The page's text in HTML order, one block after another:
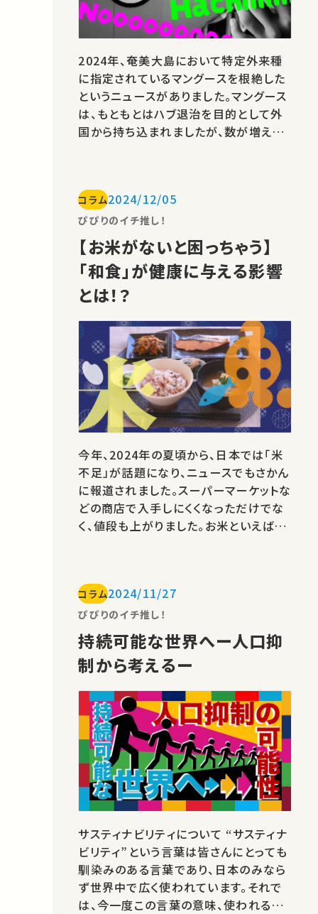
2024年、奄美大島において特定外来種
に指定されているマングースを根絶した
というニュースがありました。マングース
は、もともとはハブ退治を目的として外
国から持ち込まれましたが、数が増え、特
種の動物をコントロールしながら社会生
活を営んでいます。鳥獣害の駆除だけで
なく、畜産やペットの飼育もその一部…
コラム2024/12/05
ぴぴりのイチ推し！
【お米がないと困っちゃう】
「和食」が健康に与える影響
とは！？
今年、2024年の夏頃から、日本では「米
不足」が話題になり、ニュースでもさかん
に報道されました。スーパーマーケットな
どの商店で入手しにくくなっただけでな
く、値段も上がりました。お米といえば和
を教えてくれる『和食の中心〜米と魚』で
す。この講義は、2015年に開催された
『農学部公開セミナー 第48回「食…
コラム2024/11/27
ぴぴりのイチ推し！
持続可能な世界へー人口抑
制から考えるー
サスティナビリティについて “サスティナ
ビリティ”という言葉は皆さんにとっても
馴染みのある言葉であり、日本のみなら
ず世界中で広く使われています。それで
は、今一度この言葉の意味、使われるよ